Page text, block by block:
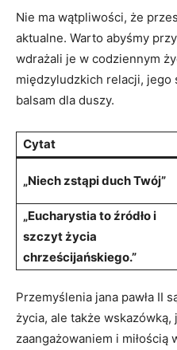
Nie ‌ma wątpliwości, że
aktualne.‍ Warto abyśmy
wdrażali je w codziennym
międzyludzkich relacji, jego
balsam dla⁣ duszy.
Cytat
„Niech zstąpi duch Twój”
„Eucharystia to źródło i
szczyt życia
chrześcijańskiego.”
Przemyślenia jana pawła II​
życia, ale także wskazówką,
zaangażowaniem i